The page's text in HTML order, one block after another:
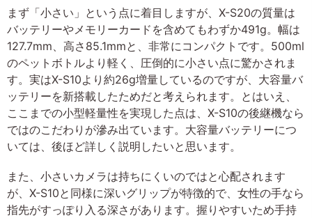
まず「小さい」という点に着目しますが、X-S20の質量は
バッテリーやメモリーカードを含めてもわずか491g。幅は
127.7mm、高さ85.1mmと、非常にコンパクトです。500ml
のペットボトルより軽く、圧倒的に小さい点に驚かされま
す。実はX-S10より約26g増量しているのですが、大容量バ
ッテリーを新搭載したためだと考えられます。とはいえ、
ここまでの小型軽量性を実現した点は、X-S10の後継機なら
ではのこだわりが滲み出ています。大容量バッテリーにつ
いては、後ほど詳しく説明したいと思います。
また、小さいカメラは持ちにくいのではと心配されます
が、X-S10と同様に深いグリップが特徴的で、女性の手なら
指先がすっぽり入る深さがあります。握りやすいため手持